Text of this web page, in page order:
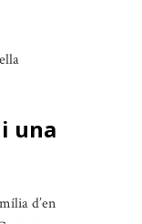
una
d’en